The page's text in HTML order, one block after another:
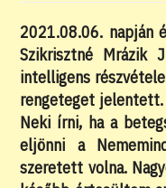
2021.08.06. napján
Szikrisztné Mrázik
intelligens
rengeteget jelentett.
Neki írni, ha a
eljönni a
szeretett volna.